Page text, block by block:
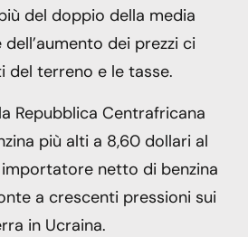
del doppio della media
dei prezzi ci
del terreno e le tasse.
Repubblica Centrafricana
più alti a 8,60 dollari al
importatore netto di benzina
a crescenti pressioni sui
in Ucraina.